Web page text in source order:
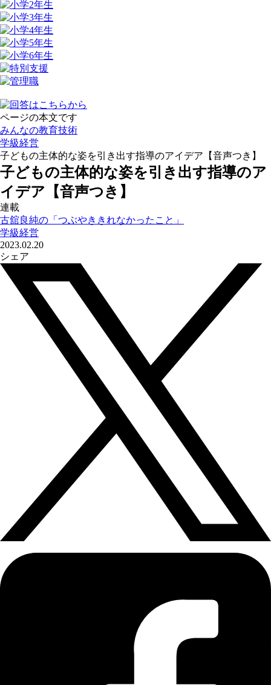
ページの本文です
みんなの教育技術
学級経営
子どもの主体的な姿を引き出す指導のアイデア【音声つき】
子どもの主体的な姿を引き出す指導のア
イデア【音声つき】
連載
古舘良純の「つぶやききれなかったこと」
学級経営
2023.02.20
シェア